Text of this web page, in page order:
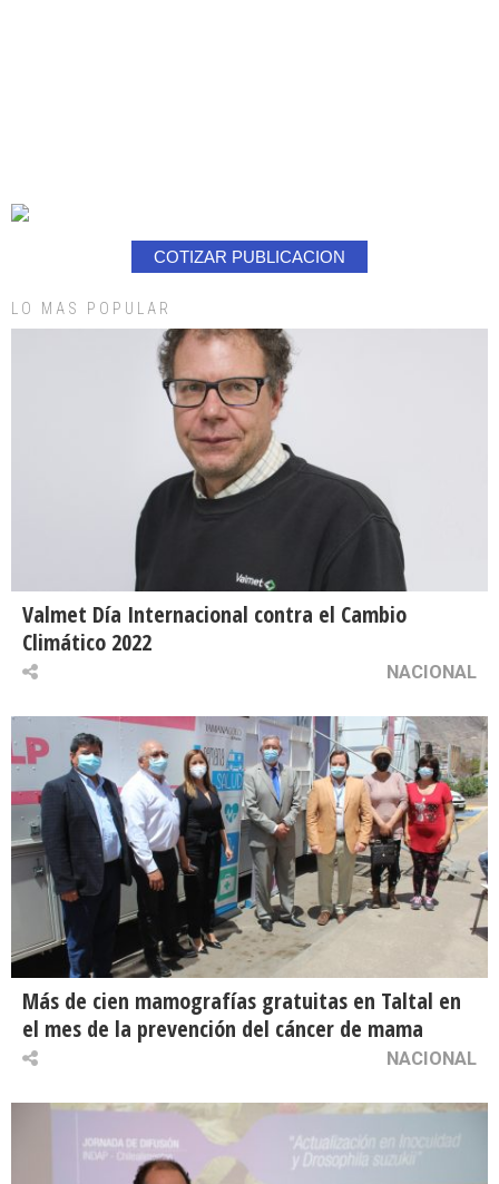
COTIZAR PUBLICACION
LO MAS POPULAR
Valmet Día Internacional contra el Cambio
Climático 2022
NACIONAL
Más de cien mamografías gratuitas en Taltal en
el mes de la prevención del cáncer de mama
NACIONAL